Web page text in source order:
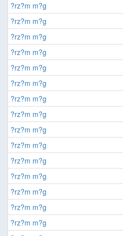
?rz?m m?g
?rz?m m?g
?rz?m m?g
?rz?m m?g
?rz?m m?g
?rz?m m?g
?rz?m m?g
?rz?m m?g
?rz?m m?g
?rz?m m?g
?rz?m m?g
?rz?m m?g
?rz?m m?g
?rz?m m?g
?rz?m m?g